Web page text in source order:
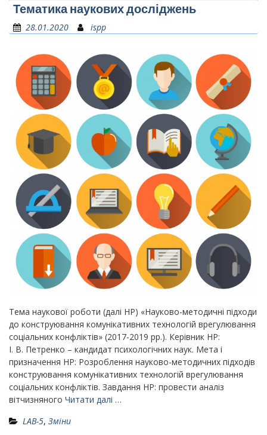
Тематика наукових досліджень
28.01.2020 ispp
Тема наукової роботи (далі НР) «Науково-методичні підходи
до конструювання комунікативних технологій врегулювання
соціальних конфліктів» (2017-2019 рр.). Керівник НР:
І. В. Петренко – кандидат психологічних наук. Мета і
призначення НР: Розроблення науково-методичних підходів
конструювання комунікативних технологій врегулювання
соціальних конфліктів. Завдання НР: провести аналіз
вітчизняного Читати далі …
LAB-5, Зміни